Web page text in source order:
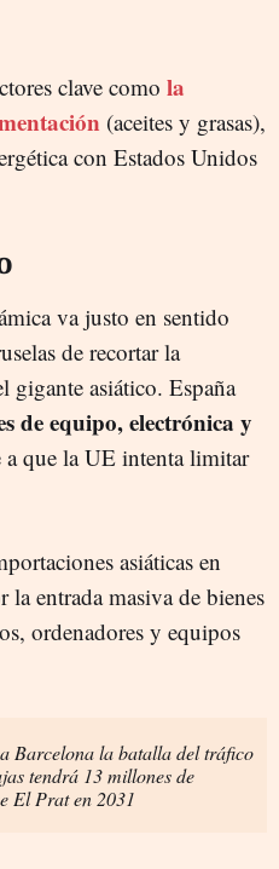
clave como la
(aceites y grasas),
con Estados Unidos
va justo en sentido
de recortar la
gigante asiático. España
de equipo, electrónica y
a que la UE intenta limitar
asiáticas en
entrada masiva de bienes
ordenadores y equipos
Barcelona la batalla del tráfico
tendrá 13 millones de
El Prat en 2031